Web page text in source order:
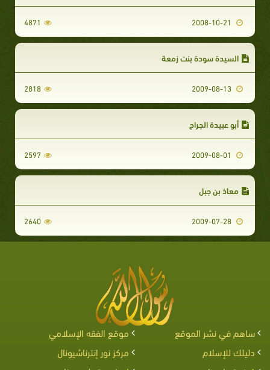
4871
السيدة سودة بنت زمعة
2818
أبو عبيدة الجراح
2597
معاذ بن جبل
2640
ساهم في نشر الموقع
موقع الفقه الإسلامي
دليلك للإسلام
مركز نور إنترناشيونال